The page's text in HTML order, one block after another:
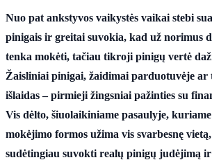
Nuo pat ankstyvos vaikystės vaikai stebi
pinigais ir greitai suvokia, kad už norimus
tenka mokėti, tačiau tikroji pinigų vertė
Žaisliniai pinigai, žaidimai parduotuvėje ar
išlaidas – pirmieji žingsniai pažinties su
Vis dėlto, šiuolaikiniame pasaulyje,
mokėjimo formos užima vis svarbesnę
sudėtingiau suvokti realų pinigų judėjimą